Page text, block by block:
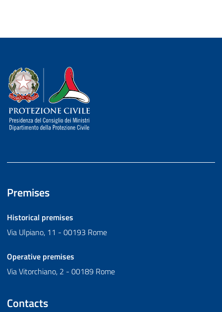
Dipartimento della Protezione Civile
Premises
Historical premises
Via Ulpiano, 11 - 00193 Rome
Operative premises
Via Vitorchiano, 2 - 00189 Rome
Contacts